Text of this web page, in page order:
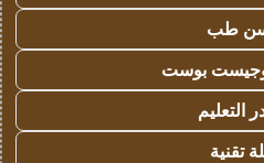
طب
وجيست بوست
التعليم
تقنية